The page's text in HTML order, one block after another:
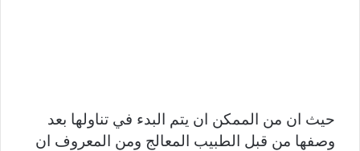
حيث ان من الممكن ان يتم البدء في تناولها بعد
وصفها من قبل الطبيب المعالج ومن المعروف ان